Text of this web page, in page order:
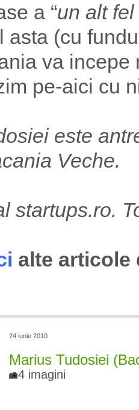
a “un alt
asta (cu
va
pe-aici cu
este
Veche.
startups.ro.
alte articole
24 iunie 2010
Marius Tudosiei
4 imagini